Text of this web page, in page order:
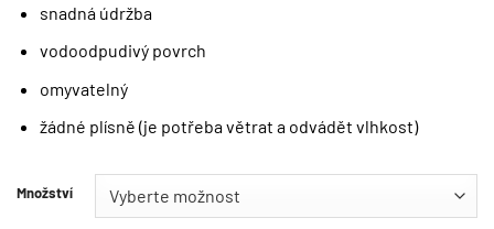
snadná údržba
vodoodpudivý povrch
omyvatelný
žádné plísně (je potřeba větrat a odvádět vlhkost)
Množství